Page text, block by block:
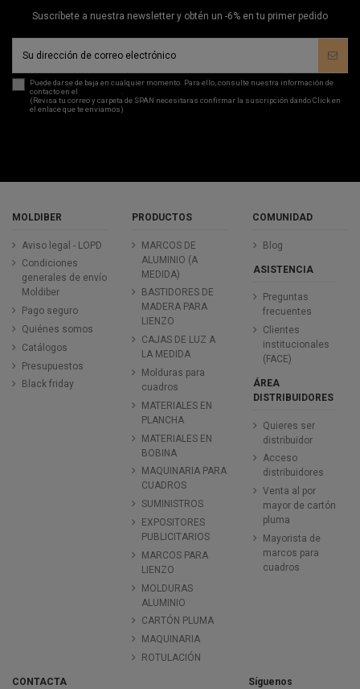
Suscríbete a nuestra newsletter y obtén un -6% en tu primer pedido
Puede darse de baja en cualquier momento. Para ello, consulte nuestra información de
contacto en el
(Revisa tu correo y carpeta de SPAN necesitaras confirmar la suscripción dando Click en
el enlace que te enviamos)
MOLDIBER
Aviso legal - LOPD
Condiciones
generales de envío
Moldiber
Pago seguro
Quiénes somos
Catálogos
Presupuestos
Black friday
PRODUCTOS
MARCOS DE
ALUMINIO (A
MEDIDA)
BASTIDORES DE
MADERA PARA
LIENZO
CAJAS DE LUZ A
LA MEDIDA
Molduras para
cuadros
MATERIALES EN
PLANCHA
MATERIALES EN
BOBINA
MAQUINARIA PARA
CUADROS
SUMINISTROS
EXPOSITORES
PUBLICITARIOS
MARCOS PARA
LIENZO
MOLDURAS
ALUMINIO
CARTÓN PLUMA
MAQUINARIA
ROTULACIÓN
COMUNIDAD
Blog
ASISTENCIA
Preguntas
frecuentes
Clientes
institucionales
(FACE)
ÁREA
DISTRIBUIDORES
Quieres ser
distribuidor
Acceso
distribuidores
Venta al por
mayor de cartón
pluma
Mayorista de
marcos para
cuadros
CONTACTA Síguenos